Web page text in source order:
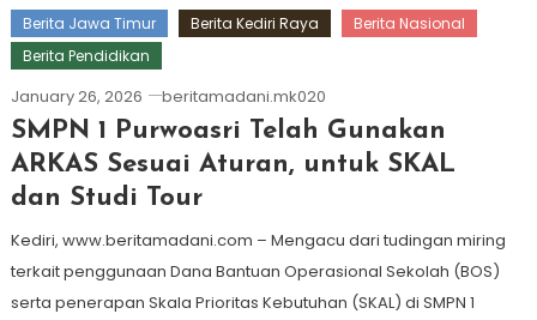
Berita Jawa Timur Berita Kediri Raya
Berita Nasional
Berita Pendidikan
January 26, 2026 beritamadani.mk020
SMPN 1 Purwoasri Telah Gunakan
ARKAS Sesuai Aturan, untuk SKAL
dan Studi Tour
Kediri, www.beritamadani.com – Mengacu dari tudingan miring
terkait penggunaan Dana Bantuan Operasional Sekolah (BOS)
serta penerapan Skala Prioritas Kebutuhan (SKAL) di SMPN 1